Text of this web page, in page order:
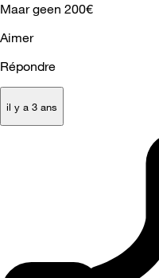
Maar geen 200€
Aimer
Répondre
il y a 3 ans